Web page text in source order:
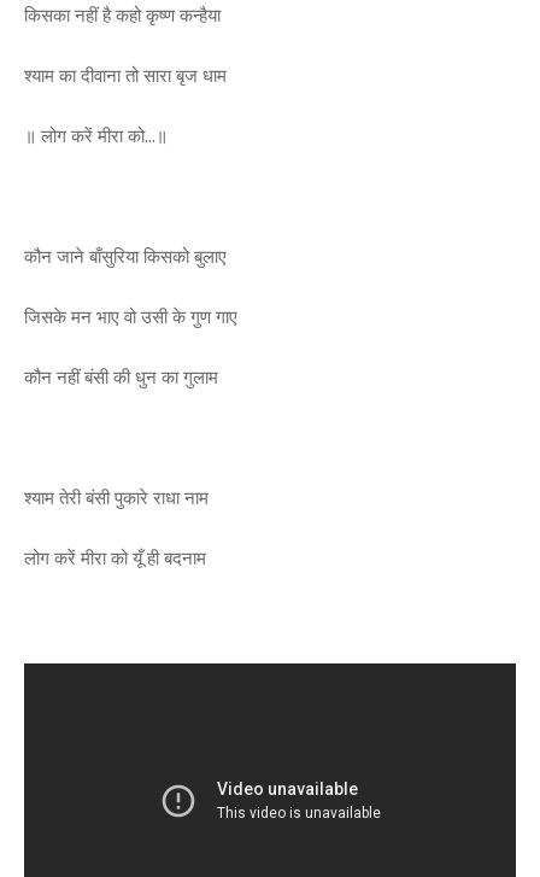
किसका नहीं है कहो कृष्ण कन्हैया
श्याम का दीवाना तो सारा बृज धाम
॥ लोग करें मीरा को...॥
कौन जाने बाँसुरिया किसको बुलाए
जिसके मन भाए वो उसी के गुण गाए
कौन नहीं बंसी की धुन का गुलाम
श्याम तेरी बंसी पुकारे राधा नाम
लोग करें मीरा को यूँ ही बदनाम